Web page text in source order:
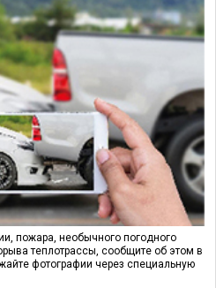
пожара, необычного погодного
теплотрассы, сообщите об этом в
фотографии через специальную